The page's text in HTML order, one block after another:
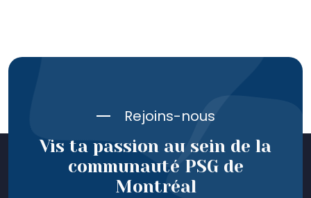
Rejoins-nous
Vis ta passion au sein de la
communauté PSG de
Montréal